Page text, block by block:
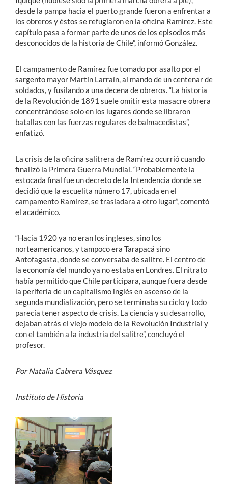
desde la pampa hacia el puerto grande fueron a enfrentar a
los obreros y éstos se refugiaron en la oficina Ramírez. Este
capítulo pasa a formar parte de unos de los episodios más
desconocidos de la historia de Chile”, informó González.
El campamento de Ramírez fue tomado por asalto por el
sargento mayor Martín Larraín, al mando de un centenar de
soldados, y fusilando a una decena de obreros. “La historia
de la Revolución de 1891 suele omitir esta masacre obrera
concentrándose solo en los lugares donde se libraron
batallas con las fuerzas regulares de balmacedistas”,
enfatizó.
La crisis de la oficina salitrera de Ramírez ocurrió cuando
finalizó la Primera Guerra Mundial. “Probablemente la
estocada final fue un decreto de la Intendencia donde se
decidió que la escuelita número 17, ubicada en el
campamento Ramírez, se trasladara a otro lugar”, comentó
el académico.
“Hacia 1920 ya no eran los ingleses, sino los
norteamericanos, y tampoco era Tarapacá sino
Antofagasta, donde se conversaba de salitre. El centro de
la economía del mundo ya no estaba en Londres. El nitrato
había permitido que Chile participara, aunque fuera desde
la periferia de un capitalismo inglés en ascenso de la
segunda mundialización, pero se terminaba su ciclo y todo
parecía tener aspecto de crisis. La ciencia y su desarrollo,
dejaban atrás el viejo modelo de la Revolución Industrial y
con el también a la industria del salitre”, concluyó el
profesor.
Por Natalia Cabrera Vásquez
Instituto de Historia